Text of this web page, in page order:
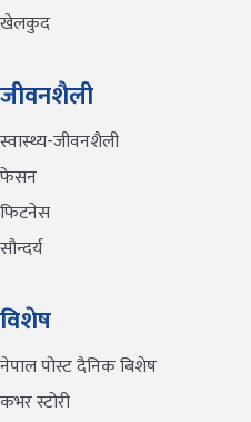
खेलकुद
जीवनशैली
स्वास्थ्य-जीवनशैली
फेसन
फिटनेस
सौन्दर्य
विशेष
नेपाल पोस्ट दैनिक बिशेष
कभर स्टोरी